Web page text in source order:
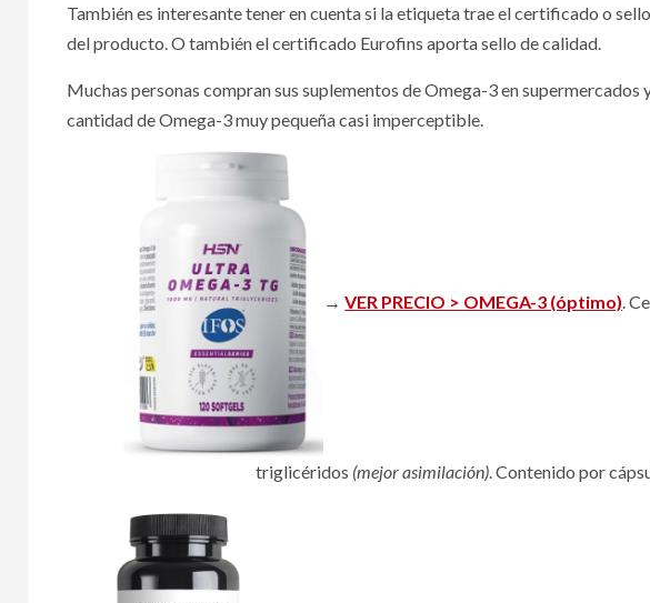
También es interesante tener en cuenta si la etiqueta trae el certificado o
del producto. O también el certificado Eurofins aporta sello de calidad.
Muchas personas compran sus suplementos de Omega-3 en supermercados
cantidad de Omega-3 muy pequeña casi imperceptible.
→VER PRECIO > OMEGA-3 (óptimo) .
triglicéridos (mejor asimilación). Contenido por